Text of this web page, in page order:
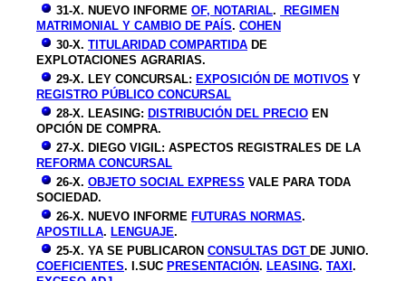
31-X. NUEVO INFORME OF, NOTARIAL.
REGIMEN
MATRIMONIAL Y CAMBIO DE PAÍS. COHEN
30-X. TITULARIDAD COMPARTIDA DE
EXPLOTACIONES AGRARIAS.
29-X. LEY CONCURSAL: EXPOSICIÓN DE MOTIVOS Y
REGISTRO PÚBLICO CONCURSAL
28-X. LEASING: DISTRIBUCIÓN DEL PRECIO EN
OPCIÓN DE COMPRA.
27-X. DIEGO VIGIL: ASPECTOS REGISTRALES DE LA
REFORMA CONCURSAL
26-X. OBJETO SOCIAL EXPRESS VALE PARA TODA
SOCIEDAD.
26-X. NUEVO INFORME FUTURAS NORMAS.
APOSTILLA. LENGUAJE.
25-X. YA SE PUBLICARON CONSULTAS DGT DE JUNIO.
COEFICIENTES. I.SUC PRESENTACIÓN. LEASING. TAXI .